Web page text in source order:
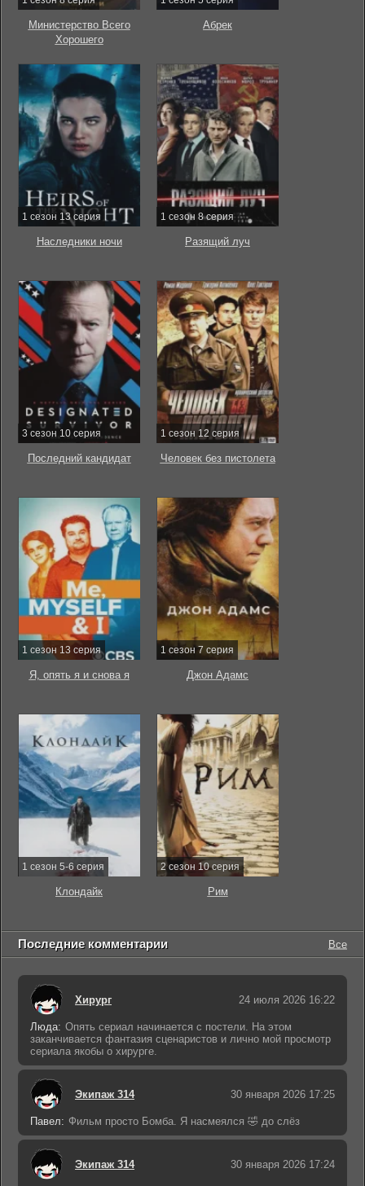
Министерство Всего
Хорошего
Абрек
1 сезон 13 серия
Наследники ночи
1 сезон 8 серия
Разящий луч
3 сезон 10 серия
Последний кандидат
1 сезон 12 серия
Человек без пистолета
1 сезон 13 серия
Я, опять я и снова я
1 сезон 7 серия
Джон Адамс
1 сезон 5-6 серия
Клондайк
2 сезон 10 серия
Рим
Последние комментарии Все
Хирург 24 июля 2026 16:22
Люда: Опять сериал начинается с постели. На этом
заканчивается фантазия сценаристов и лично мой просмотр
сериала якобы о хирурге.
Экипаж 314 30 января 2026 17:25
Павел: Фильм просто Бомба. Я насмеялся 🤣 до слёз
Экипаж 314 30 января 2026 17:24